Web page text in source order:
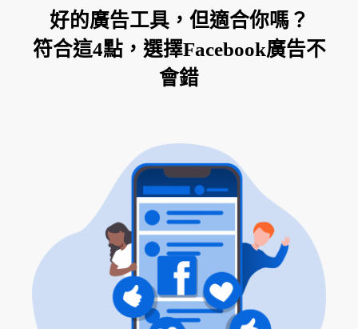
好的廣告工具，但適合你嗎？
符合這4點，選擇Facebook廣告不
會錯